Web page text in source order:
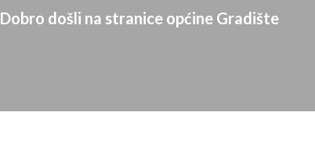
Dobro došli na stranice općine Gradište